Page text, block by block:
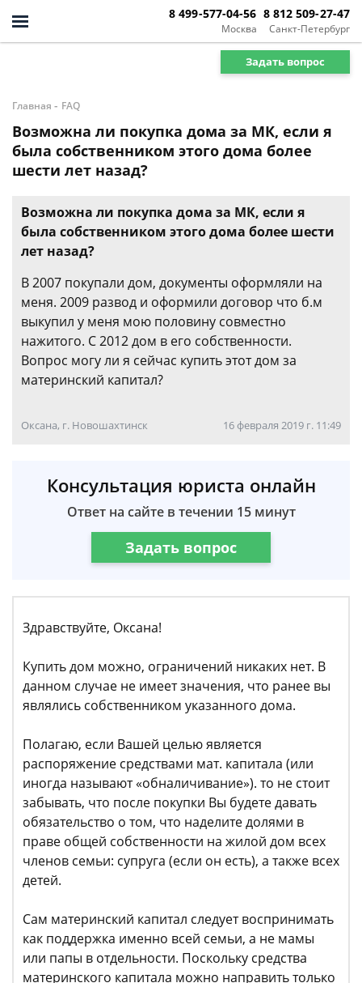
Москва
8 499-577-04-56
Санкт-Петербург
8 812 509-27-47
Задать вопрос
Главная - FAQ
Возможна ли покупка дома за МК, если я
была собственником этого дома более
шести лет назад?
Возможна ли покупка дома за МК, если я
была собственником этого дома более шести
лет назад?
В 2007 покупали дом, документы оформляли на
меня. 2009 развод и оформили договор что б.м
выкупил у меня мою половину совместно
нажитого. С 2012 дом в его собственности.
Вопрос могу ли я сейчас купить этот дом за
материнский капитал?
Оксана, г. Новошахтинск 16 февраля 2019 г. 11:49
Консультация юриста онлайн
Ответ на сайте в течении 15 минут
Задать вопрос
Здравствуйте, Оксана!
Купить дом можно, ограничений никаких нет. В
данном случае не имеет значения, что ранее вы
являлись собственником указанного дома.
Полагаю, если Вашей целью является
распоряжение средствами мат. капитала (или
иногда называют «обналичивание»). то не стоит
забывать, что после покупки Вы будете давать
обязательство о том, что наделите долями в
праве общей собственности на жилой дом всех
членов семьи: супруга (если он есть), а также всех
детей.
Сам материнский капитал следует воспринимать
как поддержка именно всей семьи, а не мамы
или папы в отдельности. Поскольку средства
материнского капитала можно направить только